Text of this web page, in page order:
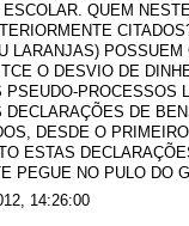
QUEM
LARANJAS)
O DESVIO DE
PSEUDO-PROCESSOS
DECLARAÇÕES DE
DESDE O
ESTAS
PEGUE NO PULO DO
14:26:00